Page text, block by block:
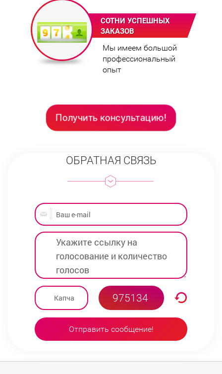
СОТНИ УСПЕШНЫХ
ЗАКАЗОВ
Мы имеем большой
профессиональный
опыт
Получить консультацию!
ОБРАТНАЯ СВЯЗЬ
Отправить сообщение!